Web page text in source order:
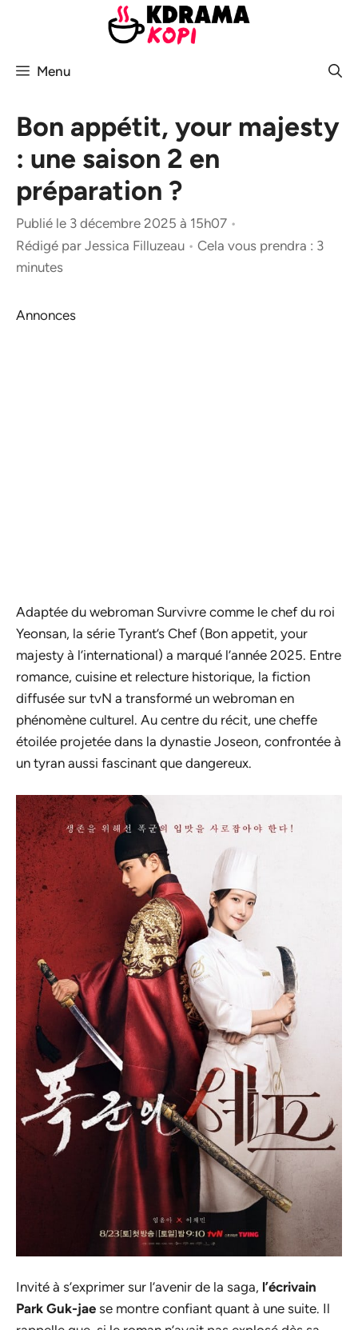
Menu
Bon appétit, your majesty
: une saison 2 en
préparation ?
Publié le 3 décembre 2025 à 15h07 •
Rédigé par Jessica Filluzeau • Cela vous prendra : 3
minutes
Annonces
Adaptée du webroman Survivre comme le chef du roi
Yeonsan, la série Tyrant’s Chef (Bon appetit, your
majesty à l’international) a marqué l’année 2025. Entre
romance, cuisine et relecture historique, la fiction
diffusée sur tvN a transformé un webroman en
phénomène culturel. Au centre du récit, une cheffe
étoilée projetée dans la dynastie Joseon, confrontée à
un tyran aussi fascinant que dangereux.
Invité à s’exprimer sur l’avenir de la saga, l’écrivain
Park Guk-jae se montre confiant quant à une suite. Il